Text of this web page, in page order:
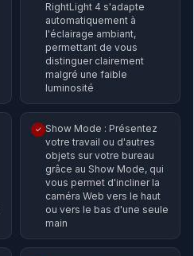
RightLight 4 s'adapte
automatiquement à
l'éclairage ambiant,
permettant de vous
distinguer clairement
malgré une faible
luminosité
✓ Show Mode : Présentez
votre travail ou d'autres
objets sur votre bureau
grâce au Show Mode, qui
vous permet d'incliner la
caméra Web vers le haut
ou vers le bas d'une seule
main